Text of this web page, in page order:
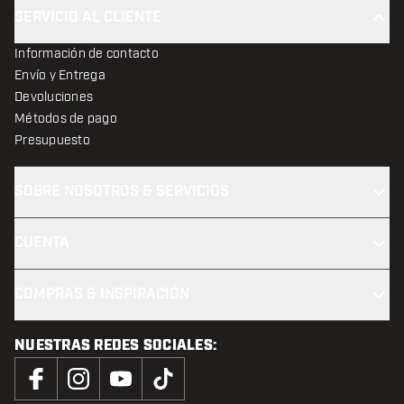
Información de contacto
Envío y Entrega
Devoluciones
Métodos de pago
Presupuesto
NUESTRAS REDES SOCIALES: